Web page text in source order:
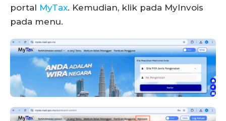
portal MyTax. Kemudian, klik pada MyInvois
pada menu.